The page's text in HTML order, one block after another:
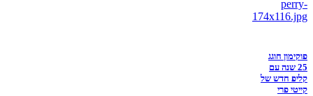
פוקימון חוגג
25 שנה עם
קליפ חדש של
קייטי פרי